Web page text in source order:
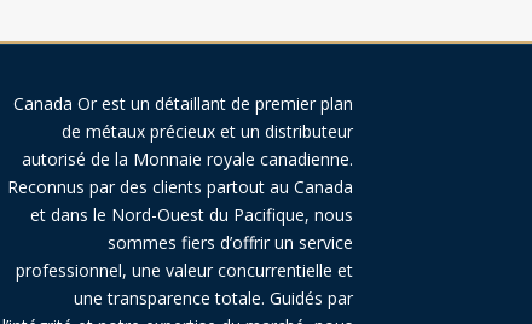
Canada Or est un détaillant de premier plan
de métaux précieux et un distributeur
autorisé de la Monnaie royale canadienne.
Reconnus par des clients partout au Canada
et dans le Nord-Ouest du Pacifique, nous
sommes fiers d’offrir un service
professionnel, une valeur concurrentielle et
une transparence totale. Guidés par